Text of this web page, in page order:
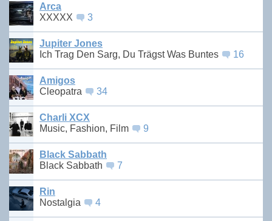
Arca
XXXXX
3
Jupiter Jones
Ich Trag Den Sarg, Du Trägst Was Buntes
16
Amigos
Cleopatra
34
Charli XCX
Music, Fashion, Film
9
Black Sabbath
Black Sabbath
7
Rin
Nostalgia
4